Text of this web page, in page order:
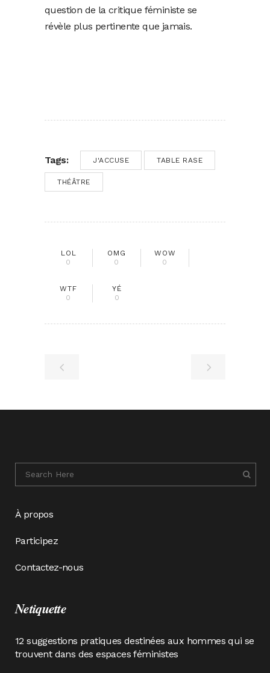
question de la critique féministe se
révèle plus pertinente que jamais.
Tags: J'ACCUSE TABLE RASE
THÉÂTRE
LOL
0
OMG
0
WOW
0
WTF
0
YÉ
0
À propos
Participez
Contactez-nous
Netiquette
12 suggestions pratiques destinées aux hommes qui se
trouvent dans des espaces féministes